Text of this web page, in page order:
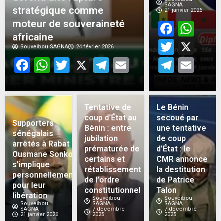
stratégique comme
moteur de souveraineté
africaine
Souveibou SAGNA 24 février 2026
Facebook
WhatsApp
Twitter
X Telegram
Email
SAGNA
21 janvier 2026
X
Supporters
sénégalais
arrêtés à Rabat :
Ousmane Sonko
s’implique
personnellement
pour leur
libération
Souveibou
SAGNA
21 janvier 2026
Tentative de
coup d’État au
Bénin : entre
jubilation
prématurée de
certains et
rétablissement
de l’ordre
constitutionnel
Souveibou
SAGNA
7 décembre
2025
Le Bénin
secoué par
une tentative
de coup
d’État : le
CMR annonce
la destitution
de Patrice
Talon
Souveibou
SAGNA
7 décembre
2025